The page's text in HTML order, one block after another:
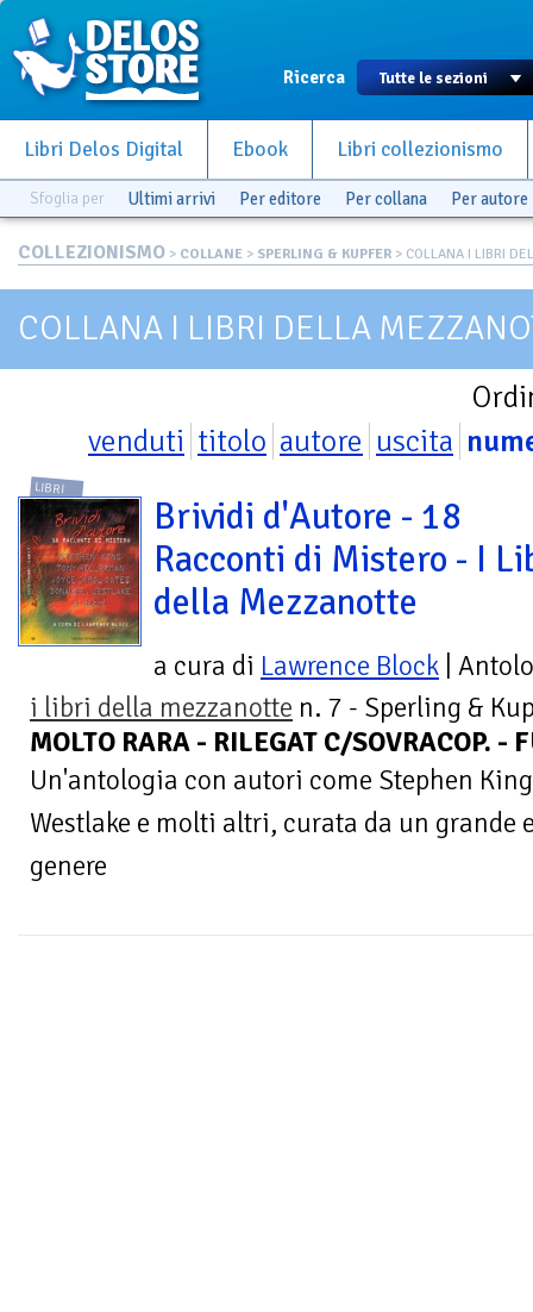
Ricerca
Libri Delos Digital Ebook Libri collezionismo
Sfoglia per Ultimi arrivi Per editore Per collana Per autore
COLLEZIONISMO > COLLANE > SPERLING & KUPFER > COLLANA I LIBRI
COLLANA I LIBRI DELLA
venduti titolo autore uscita
LIBRI
Brividi d'Autore - 18
Racconti di Mistero - I
della Mezzanotte
a cura di Lawrence Block |
i libri della mezzanotte n. 7 - Sperling &
MOLTO RARA - RILEGAT C/SOVRACOP. -
Un'antologia con autori come Stephen
Westlake e molti altri, curata da un grande
genere